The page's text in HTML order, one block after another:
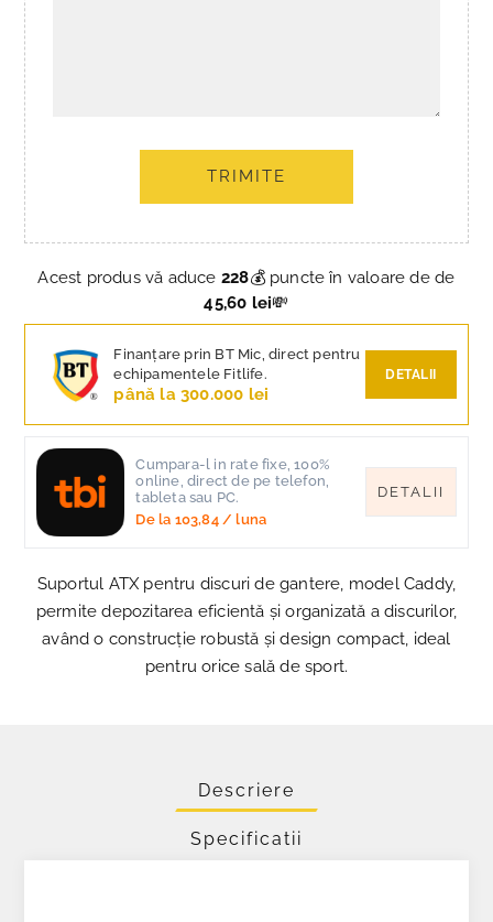
TRIMITE
Acest produs vă aduce 228💰 puncte în valoare de de
45,60 lei💸
Finanțare prin BT Mic, direct pentru
echipamentele Fitlife.
până la 300.000 lei
DETALII
Cumpara-l in rate fixe, 100%
online, direct de pe telefon,
tableta sau PC.
De la 103,84/ luna
DETALII
Suportul ATX pentru discuri de gantere, model Caddy,
permite depozitarea eficientă și organizată a discurilor,
având o construcție robustă și design compact, ideal
pentru orice sală de sport.
Descriere
Specificatii